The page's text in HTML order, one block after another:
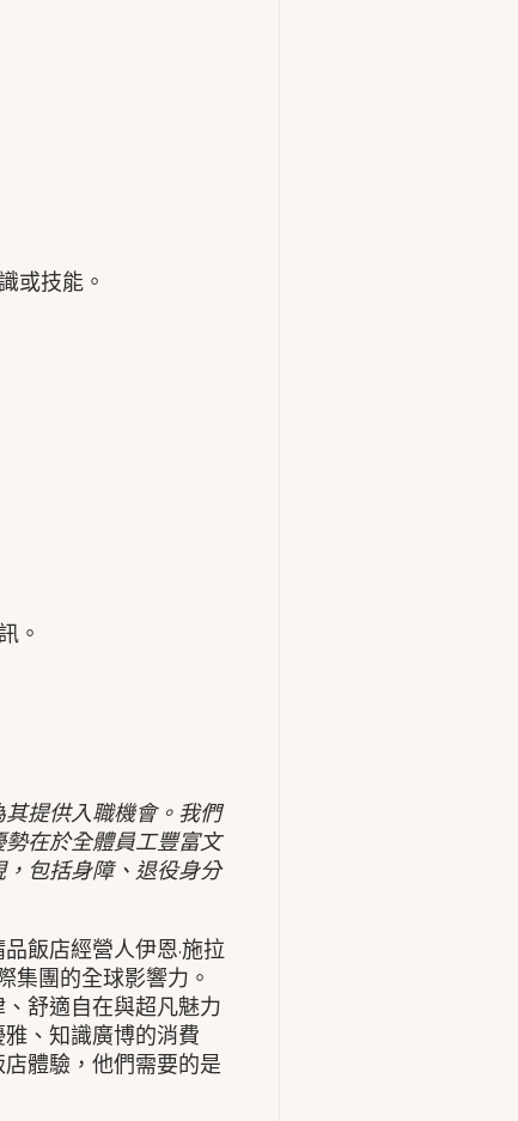
或技能。
。
提供入職機會。我們
在於全體員工豐富文
包括身障、退役身分
飯店經營人伊恩·施拉
集團的全球影響力。
舒適自在與超凡魅力
、知識廣博的消費
體驗，他們需要的是